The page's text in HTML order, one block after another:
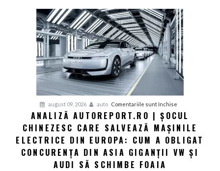
august 09, 2026 auto Comentariile sunt închise
Analiză
Autoreport.ro
|
chinezesc
ANALIZĂ AUTOREPORT.RO | ȘOCUL
CHINEZESC CARE SALVEAZĂ MAȘINILE
ELECTRICE DIN EUROPA: CUM A OBLIGAT
CONCURENȚA DIN ASIA GIGANȚII VW ȘI
AUDI SĂ SCHIMBE FOAIA